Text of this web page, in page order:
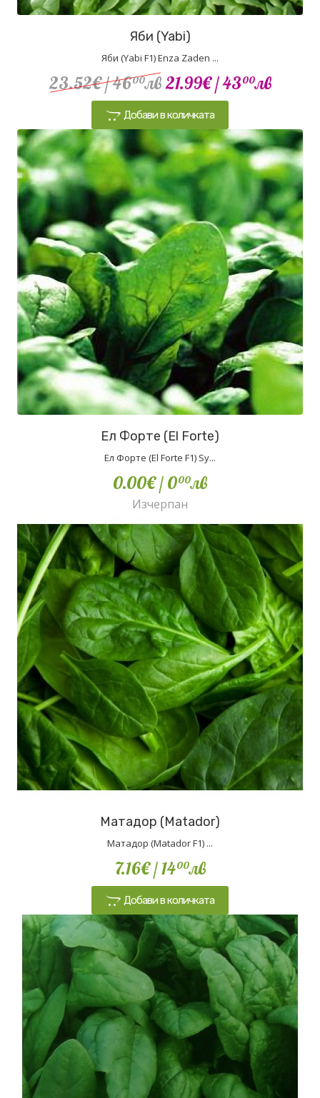
Яби (Yabi)
Яби (Yabi F1) Enza Zaden ...
23.52€/ 4600лв 21.99€/ 4300лв
Добави в количката
Ел Форте (El Forte)
Ел Форте (El Forte F1) Sy...
0.00€/ 000лв
Изчерпан
Матадор (Matador)
Матадор (Matador F1) ...
7.16€/ 1400лв
Добави в количката